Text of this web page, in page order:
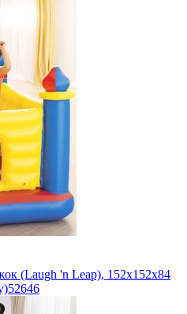
(Laugh 'n Leap), 152х152x84
52646